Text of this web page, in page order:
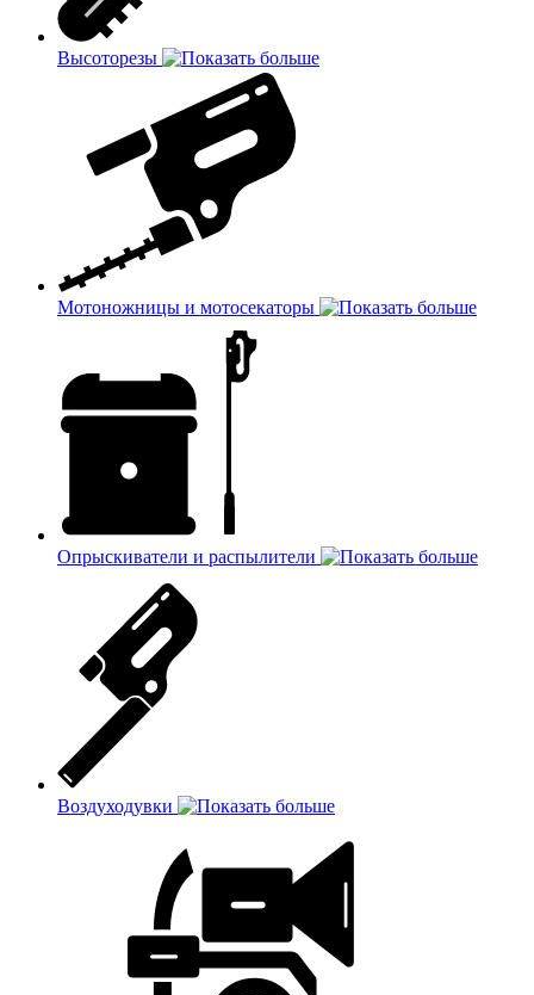
Высоторезы
Мотоножницы и мотосекаторы
Опрыскиватели и распылители
Воздуходувки